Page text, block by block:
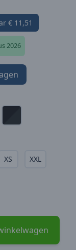
€ 11,51
2026
XS XXL